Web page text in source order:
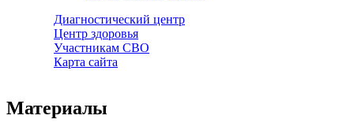
Диагностический центр
Центр здоровья
Участникам СВО
Карта сайта
Материалы